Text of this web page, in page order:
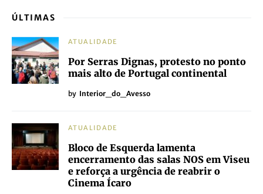
ÚLTIMAS
ATUALIDADE
Por Serras Dignas, protesto no ponto
mais alto de Portugal continental
by Interior_do_Avesso
ATUALIDADE
Bloco de Esquerda lamenta
encerramento das salas NOS em Viseu
e reforça a urgência de reabrir o
Cinema Ícaro